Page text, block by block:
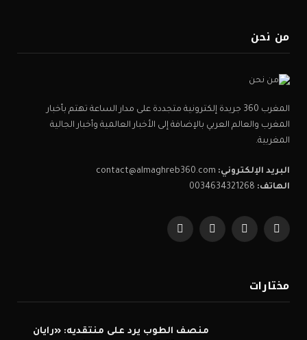
من نحن
المغرب 360 جريدة إلكترونية متجددة على مدار الساعة تهتم بأخبار
المغرب والعالم العربي بالإضافة إلى الأخبار العالمية وأخبار الجالية
المغربية.
البريد الإلكتروني:
الهاتف:
فيسبوكX
الانستغراميوتيوب
مختارات
منصف الطوب يرد على منتقديه: «رايان